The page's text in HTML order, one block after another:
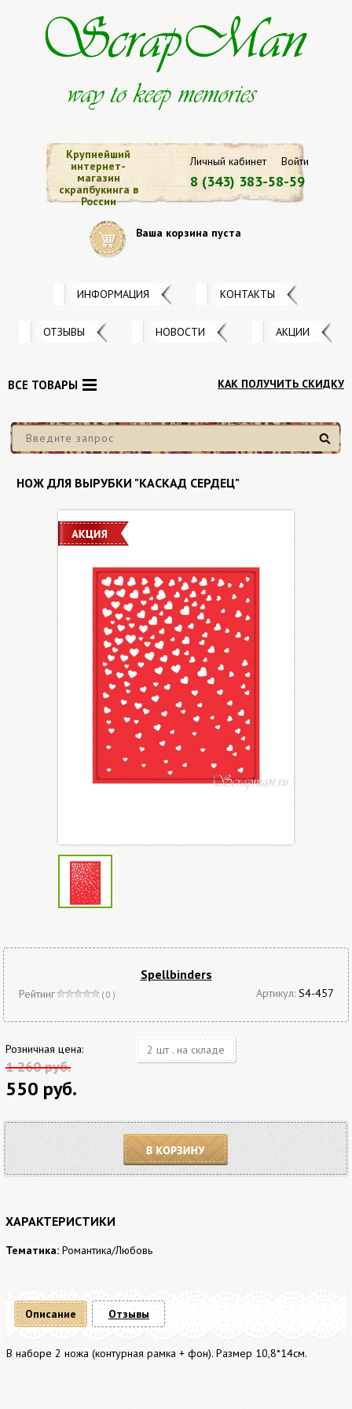
Личный кабинет Войти
8 (343) 383-58-59
Крупнейший
интернет-
магазин
скрапбукинга в
России
Ваша корзина пуста
ИНФОРМАЦИЯ КОНТАКТЫ
ОТЗЫВЫ НОВОСТИ АКЦИИ
КАК ПОЛУЧИТЬ СКИДКУ
Найти
ВСЕ ТОВАРЫ
НОЖ ДЛЯ ВЫРУБКИ "КАСКАД СЕРДЕЦ"
Spellbinders
Рейтинг ( 0 ) Артикул: S4-457
Розничная цена:
1 260 руб.
550 руб.
2 шт . на складе
В корзину
ХАРАКТЕРИСТИКИ
Тематика: Романтика/Любовь
Описание
В наборе 2 ножа (контурная рамка + фон). Размер 10,8*14см.
Отзывы